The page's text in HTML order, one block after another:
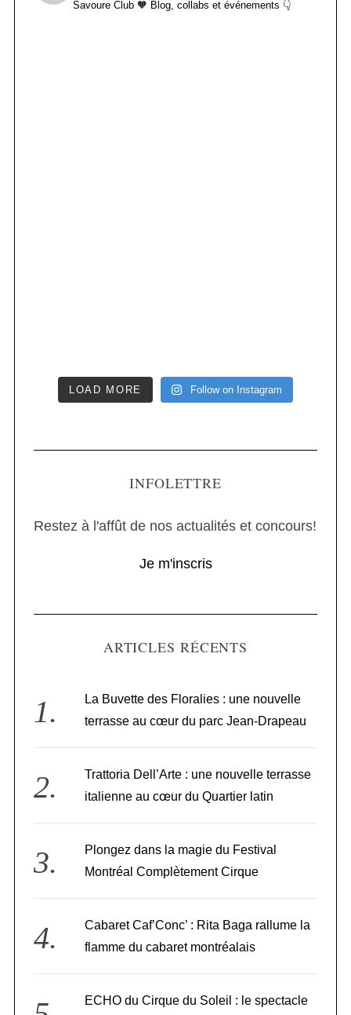
Savoure Club 🧡 Blog, collabs et événements 👇
LOAD MORE Follow on Instagram
INFOLETTRE
Restez à l'affût de nos actualités et concours!
Je m'inscris
ARTICLES RÉCENTS
La Buvette des Floralies : une nouvelle
terrasse au cœur du parc Jean-Drapeau
Trattoria Dell’Arte : une nouvelle terrasse
italienne au cœur du Quartier latin
Plongez dans la magie du Festival
Montréal Complètement Cirque
Cabaret Caf’Conc’ : Rita Baga rallume la
flamme du cabaret montréalais
ECHO du Cirque du Soleil : le spectacle